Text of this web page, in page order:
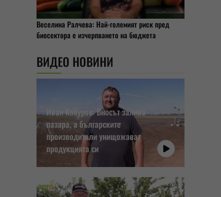
Веселина Ралчева: Най-големият риск пред
биосектора е изчерпването на бюджета
ВИДЕО НОВИНИ
Иван Кабуров: Вносът залива
пазара, а българските
производители унищожават
продукцията си